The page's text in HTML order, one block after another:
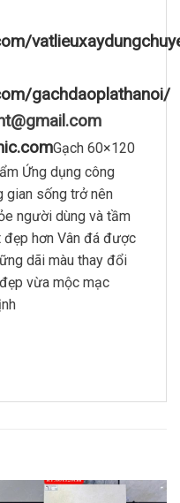
gachdaoplathanoi/
Gạch 60×120
Ứng dụng công
gian sống trở nên
người dùng và tầm
hơn Vân đá được
dãi màu thay đổi
vừa mộc mạc